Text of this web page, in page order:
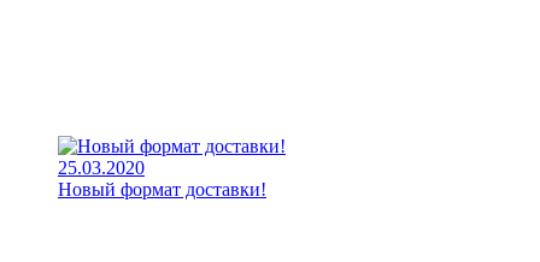
25.03.2020
Новый формат доставки!